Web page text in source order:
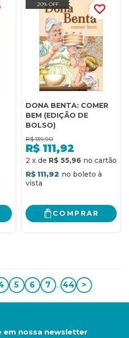
20% OFF
DONA BENTA: COMER
BEM (EDIÇÃO DE
BOLSO)
R$ 139,90
R$ 111,92
2 x de R$ 55,96
R$ 111,92
COMPRAR
5 6 7 ... 44 >
em nossa newsletter